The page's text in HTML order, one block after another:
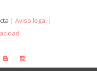
| Aviso legal |